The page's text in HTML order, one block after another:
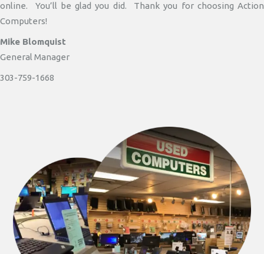
online. You’ll be glad you did. Thank you for choosing Action
Computers!
Mike Blomquist
General Manager
303-759-1668